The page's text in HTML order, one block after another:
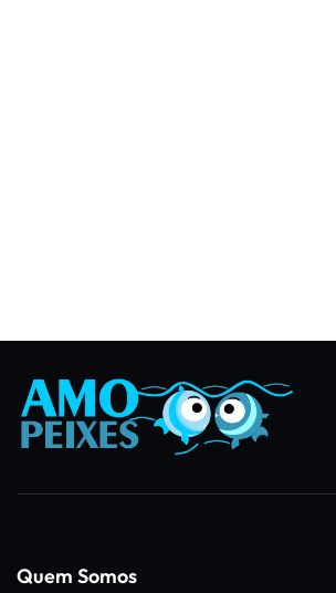
Quem Somos